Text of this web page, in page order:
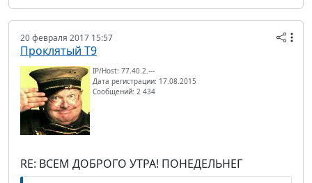
20 февраля 2017 15:57
Проклятый Т9
IP/Host: 77.40.2.---
Дата регистрации: 17.08.2015
Сообщений: 2 434
RE: ВСЕМ ДОБРОГО УТРА! ПОНЕДЕЛЬНЕГ